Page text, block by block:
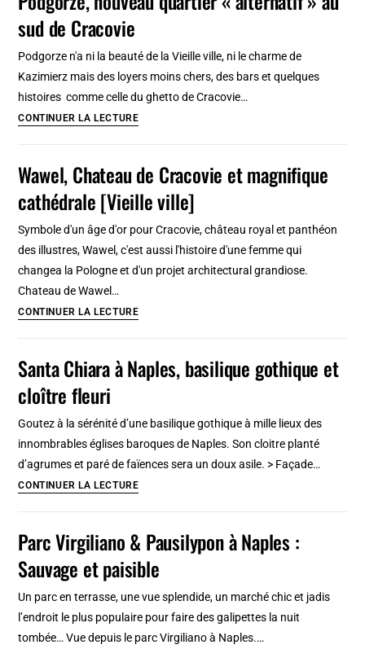
Pourquoi
est
unique
sud de Cracovie
Podgorze n'a ni la beauté de la Vieille ville, ni le charme de
Kazimierz mais des loyers moins chers, des bars et quelques
histoires comme celle du ghetto de Cracovie…
CONTINUER LA LECTUREPodgorze,
« alternatif »
au
Wawel, Chateau de Cracovie et magnifique
cathédrale [Vieille ville]
Symbole d'un âge d'or pour Cracovie, château royal et panthéon
des illustres, Wawel, c'est aussi l'histoire d'une femme qui
changea la Pologne et d'un projet architectural grandiose.
Chateau de Wawel…
CONTINUER LA LECTUREWawel,
Cracovie
cathédrale
[Vieille
Santa Chiara à Naples, basilique gothique et
cloître fleuri
Goutez à la sérénité d’une basilique gothique à mille lieux des
innombrables églises baroques de Naples. Son cloitre planté
d’agrumes et paré de faïences sera un doux asile. > Façade…
CONTINUER LA LECTURESanta
Naples,
basilique
cloître
Parc Virgiliano & Pausilypon à Naples :
Sauvage et paisible
Un parc en terrasse, une vue splendide, un marché chic et jadis
l’endroit le plus populaire pour faire des galipettes la nuit
tombée… Vue depuis le parc Virgiliano à Naples.…